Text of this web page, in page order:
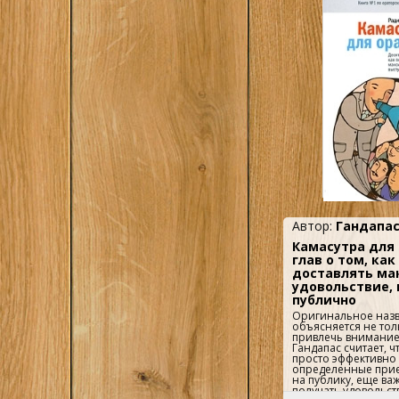
взявши на
інструментів,
автором, ви
набагато більше...
Автор:
Камасутра для
глав о том,
доставлять
удовольствие,
публично
Оригинальное
объясняется не
привлечь
Гандапас считает,
просто эффективно
определенные
на публику, еще
получать